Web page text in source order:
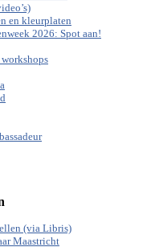
en kleurplaten
2026: Spot aan!
(via Libris)
Maastricht